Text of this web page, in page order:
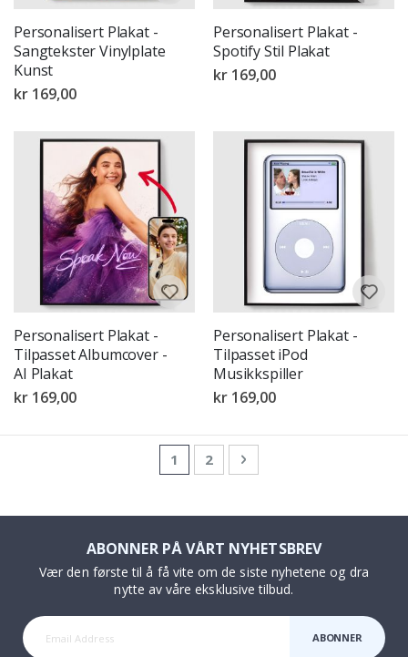
Personalisert Plakat -
Sangtekster Vinylplate
Kunst
kr 169,00
Personalisert Plakat -
Spotify Stil Plakat
kr 169,00
Personalisert Plakat -
Tilpasset Albumcover -
AI Plakat
kr 169,00
Personalisert Plakat -
Tilpasset iPod
Musikkspiller
kr 169,00
SideYou're currently reading page
1 Side
2 Side
Neste
ABONNER PÅ VÅRT NYHETSBREV
Vær den første til å få vite om de siste nyhetene og dra
nytte av våre eksklusive tilbud.
ABONNER